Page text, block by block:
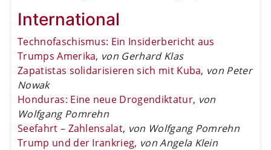
International
Technofaschismus: Ein Insiderbericht aus
Trumps Amerika, von Gerhard Klas
Zapatistas solidarisieren sich mit Kuba, von Peter
Nowak
Honduras: Eine neue Drogendiktatur, von
Wolfgang Pomrehn
Seefahrt – Zahlensalat, von Wolfgang Pomrehn
Trump und der Irankrieg, von Angela Klein